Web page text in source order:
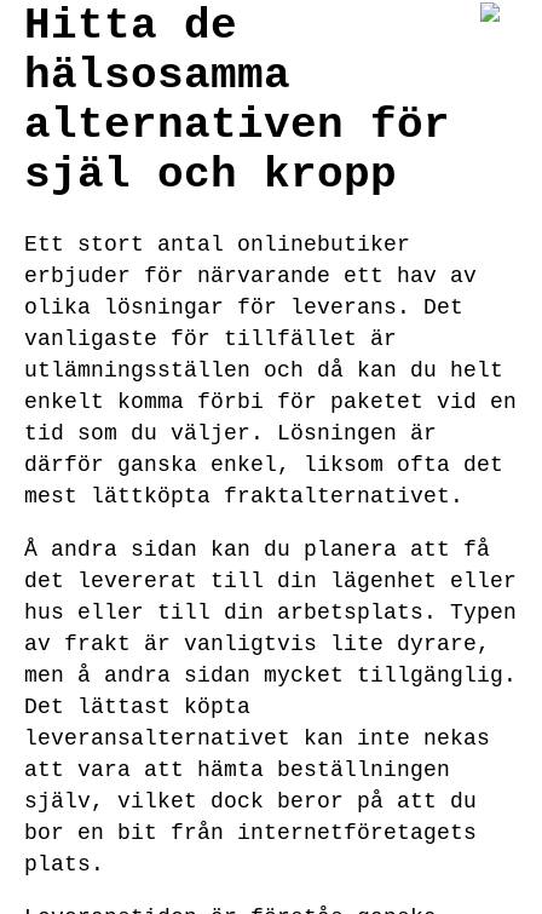
Hitta de
hälsosamma
alternativen för
själ och kropp
Ett stort antal onlinebutiker
erbjuder för närvarande ett hav av
olika lösningar för leverans. Det
vanligaste för tillfället är
utlämningsställen och då kan du helt
enkelt komma förbi för paketet vid en
tid som du väljer. Lösningen är
därför ganska enkel, liksom ofta det
mest lättköpta fraktalternativet.
Å andra sidan kan du planera att få
det levererat till din lägenhet eller
hus eller till din arbetsplats. Typen
av frakt är vanligtvis lite dyrare,
men å andra sidan mycket tillgänglig.
Det lättast köpta
leveransalternativet kan inte nekas
att vara att hämta beställningen
själv, vilket dock beror på att du
bor en bit från internetföretagets
plats.